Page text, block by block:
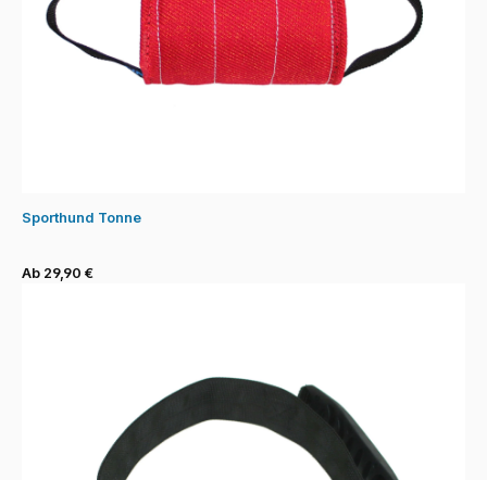
Sporthund Tonne
Ab 29,90 €